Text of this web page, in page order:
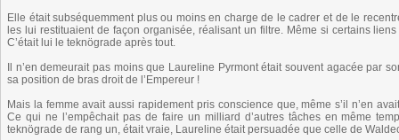
Elle était subséquemment plus ou moins en charge de le cadrer et de le
les lui restituaient de façon organisée, réalisant un filtre. Même si certains
C’était lui le teknögrade après tout.
Il n’en demeurait pas moins que Laureline Pyrmont était souvent agacée par
sa position de bras droit de l’Empereur !
Mais la femme avait aussi rapidement pris conscience que, même s’il n’en
Ce qui ne l’empêchait pas de faire un milliard d’autres tâches en même
teknögrade de rang un, était vraie, Laureline était persuadée que celle de